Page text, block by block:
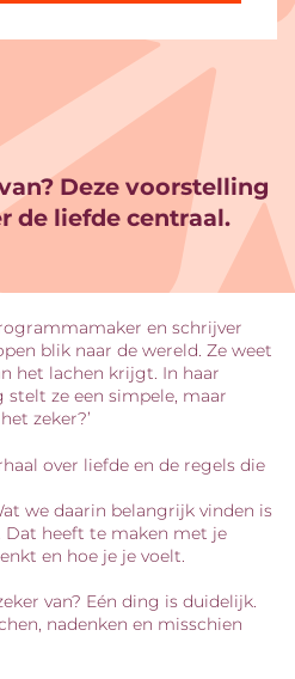
Deze voorstelling
de liefde centraal.
en schrijver
blik naar de wereld. Ze weet
het lachen krijgt. In haar
ze een simpele, maar
zeker?’
over liefde en de regels die
we daarin belangrijk vinden is
Dat heeft te maken met je
en hoe je je voelt.
van? Eén ding is duidelijk.
nadenken en misschien